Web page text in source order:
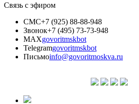
Связь с эфиром
СМС+7 (925) 88-88-948
Звонок+7 (495) 73-73-948
MAXgovoritmskbot
Telegramgovoritmskbot
Письмоinfo@govoritmoskva.ru